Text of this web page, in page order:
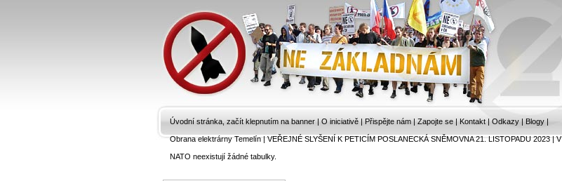
Úvodní stránka, začít klepnutím na banner | O iniciativě | Přispějte nám | Zapojte se | Kontakt | Odkazy | Blogy |
Obrana elektrárny Temelín|VEŘEJNÉ SLYŠENÍ K PETICÍM POSLANECKÁ SNĚMOVNA 21. LISTOPADU 2023|V
NATO neexistují žádné tabulky.